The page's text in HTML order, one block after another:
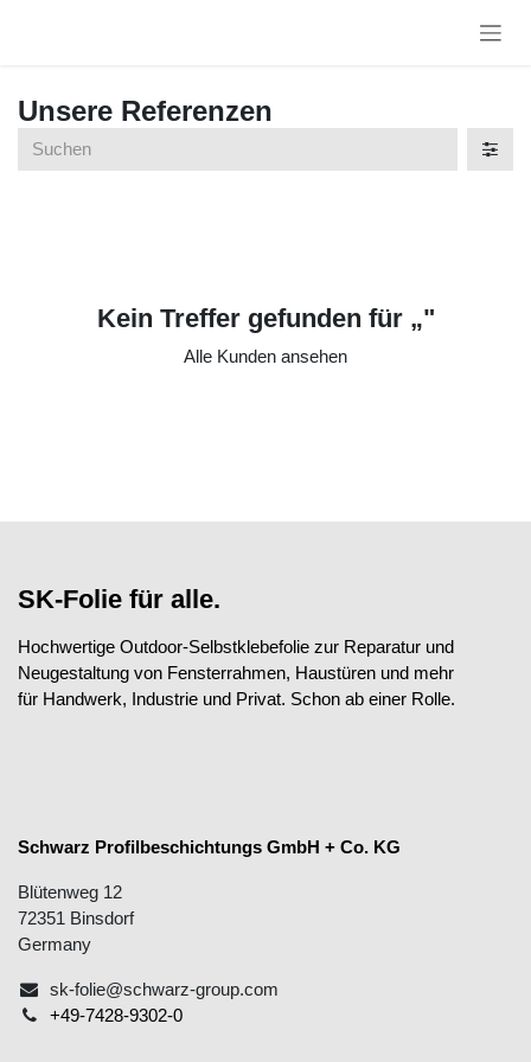
Unsere Referenzen
Kein Treffer gefunden für „"
Alle Kunden ansehen
SK-Folie für alle.
Hochwertige Outdoor-Selbstklebefolie zur Reparatur und
Neugestaltung von Fensterrahmen, Haustüren und mehr
für Handwerk, Industrie und Privat.Schon ab einer Rolle.
Schwarz Profilbeschichtungs GmbH + Co. KG
Blütenweg 12
72351 Binsdorf
Germany
sk-folie@schwarz-group.com
+49-7428-​​930​​2-0